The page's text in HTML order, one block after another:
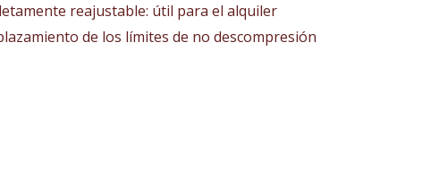
reajustable: útil para el alquiler
de los límites de no descompresión